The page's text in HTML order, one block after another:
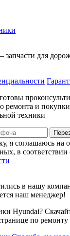
для
ремонта и
техники
я соглашаюсь на
в соответствии
в нашу
наш менеджер!
Hyundai?
по ремонту